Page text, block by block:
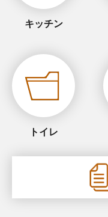
キッチン
トイレ